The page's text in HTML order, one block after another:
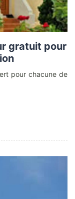
gratuit pour
pour chacune de